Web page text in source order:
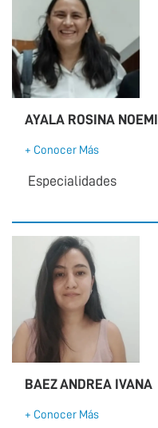
AYALA ROSINA NOEMI
+ Conocer Más
Especialidades
BAEZ ANDREA IVANA
+ Conocer Más